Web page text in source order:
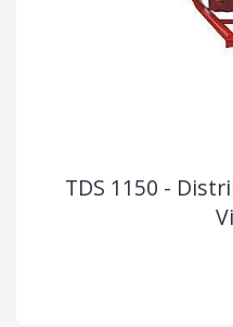
TDS 1150 -